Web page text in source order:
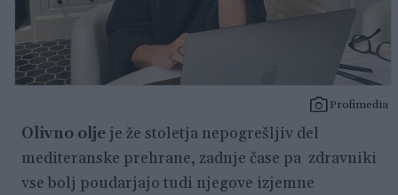
Profimedia
Olivno olje je že stoletja nepogrešljiv del
mediteranske prehrane, zadnje čase pa zdravniki
vse bolj poudarjajo tudi njegove izjemne